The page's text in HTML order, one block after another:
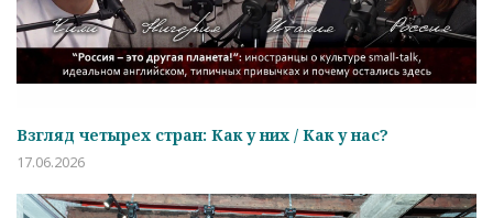
Взгляд четырех стран: Как у них / Как у нас?
17.06.2026